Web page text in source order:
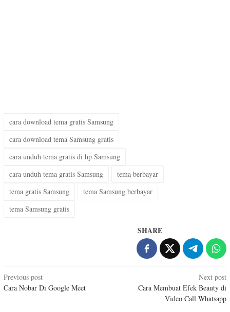
cara download tema gratis Samsung
cara download tema Samsung gratis
cara unduh tema gratis di hp Samsung
cara unduh tema gratis Samsung
tema berbayar
tema gratis Samsung
tema Samsung berbayar
tema Samsung gratis
SHARE
Post
navigation
Previous post
Cara Nobar Di Google Meet
Next post
Cara Membuat Efek Beauty di
Video Call Whatsapp